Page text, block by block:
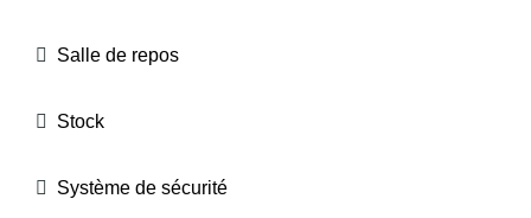
Salle de repos
Stock
Système de sécurité